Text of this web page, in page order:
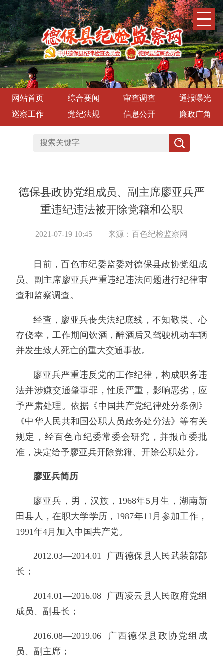
网站首页 综合要闻 审查调查
通报曝光
巡察工作
党纪法规 信息公开 廉政广角
德保县政协党组成员、副主席廖亚兵严
重违纪违法被开除党籍和公职
2021-07-19 10:45 来源：百色纪检监察网
日前，百色市纪委监委对德保县政协党组成
员、副主席廖亚兵严重违纪违法问题进行纪律审
查和监察调查。
经查，廖亚兵丧失法纪底线，不知敬畏、心
存侥幸，工作期间饮酒，醉酒后又驾驶机动车辆
并发生致人死亡的重大交通事故。
廖亚兵严重违反党的工作纪律，构成职务违
法并涉嫌交通肇事罪，性质严重，影响恶劣，应
予严肃处理。依据《中国共产党纪律处分条例》
《中华人民共和国公职人员政务处分法》等有关
规定，经百色市纪委常委会研究，并报市委批
准，决定给予廖亚兵开除党籍、开除公职处分。
廖亚兵简历
廖亚兵，男，汉族，1968年5月生，湖南新
田县人，在职大学学历，1987年11月参加工作，
1991年4月加入中国共产党。
2012.03—2014.01 广西德保县人民武装部部
长；
2014.01—2016.08 广西凌云县人民政府党组
成员、副县长；
2016.08—2019.06 广西德保县政协党组成
员、副主席；